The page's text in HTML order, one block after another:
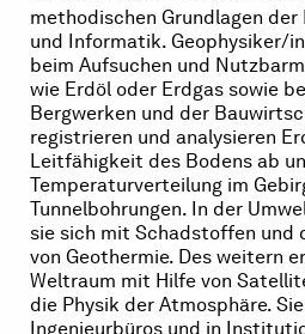
methodischen Grundlagen
und Informatik. Geophysiker/
beim Aufsuchen und
wie Erdöl oder Erdgas sowie
Bergwerken und der
registrieren und analysieren
Leitfähigkeit des Bodens ab
Temperaturverteilung im
Tunnelbohrungen. In der
sie sich mit Schadstoffen und
von Geothermie. Des weitern
Weltraum mit Hilfe von
die Physik der Atmosphäre.
Ingenieurbüros und in